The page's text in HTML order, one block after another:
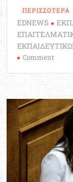
ΠΕΡΙΣΣΟΤΕΡΑ
EDNEWS
Comment
σε
του